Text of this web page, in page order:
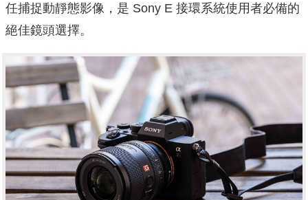
任捕捉動靜態影像，是 Sony E 接環系統使用者必備的
絕佳鏡頭選擇。